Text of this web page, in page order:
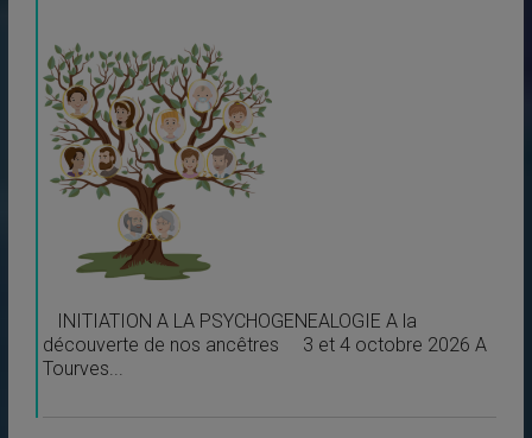
INITIATION A LA PSYCHOGENEALOGIE A la
découverte de nos ancêtres 3 et 4 octobre 2026 A
Tourves...